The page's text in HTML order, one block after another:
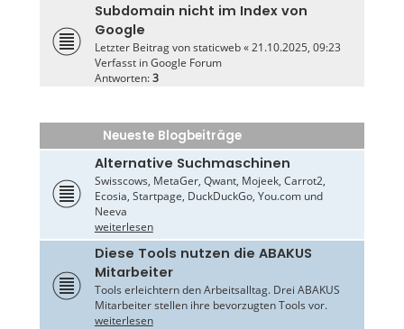
Subdomain nicht im Index von
Google
Letzter Beitrag vonstaticweb«21.10.2025, 09:23
Verfasst inGoogle Forum
Antworten:3
Neueste Blogbeiträge
Alternative Suchmaschinen
Swisscows, MetaGer, Qwant, Mojeek, Carrot2,
Ecosia, Startpage, DuckDuckGo, You.com und
Neeva
weiterlesen
Diese Tools nutzen die ABAKUS
Mitarbeiter
Tools erleichtern den Arbeitsalltag. Drei ABAKUS
Mitarbeiter stellen ihre bevorzugten Tools vor.
weiterlesen